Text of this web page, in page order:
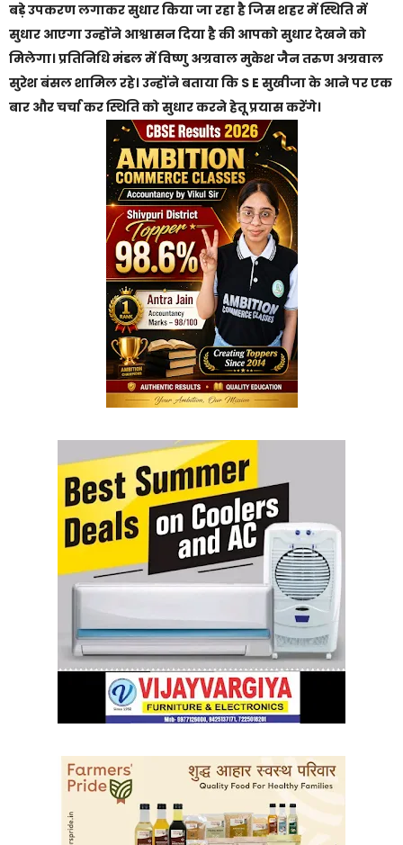
बड़े उपकरण लगाकर सुधार किया जा रहा है जिस शहर में स्थिति में
सुधार आएगा उन्होंने आश्वासन दिया है की आपको सुधार देखने को
मिलेगा। प्रतिनिधि मंडल में विष्णु अग्रवाल मुकेश जैन तरुण अग्रवाल
सुरेश बंसल शामिल रहे। उन्होंने बताया कि S E सुखीजा के आने पर एक
बार और चर्चा कर स्थिति को सुधार करने हेतू प्रयास करेंगे।